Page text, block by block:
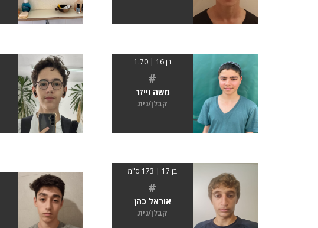
בן 16 | 1.70
#
משה וייזר
קבלן/נית
בן 17 | 173 ס"מ
#
אוראל כהן
קבלן/נית